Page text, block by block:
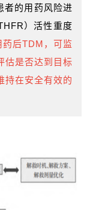
者的用药风险进
）活性重度
药后TDM，可监
估是否达到目标
持在安全有效的